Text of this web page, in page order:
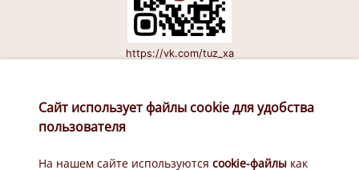
https://vk.com/tuz_xa
Сайт использует файлы cookie для удобства
пользователя
На нашем сайте используются cookie-файлы как